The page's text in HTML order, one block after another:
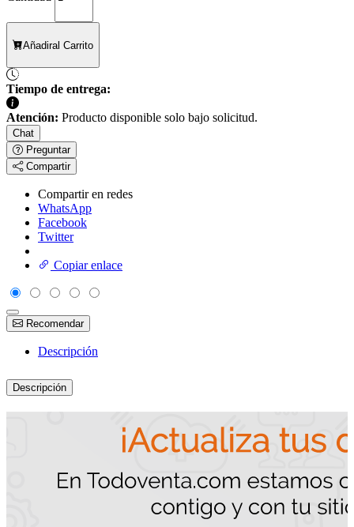
Añadiral Carrito
Tiempo de entrega:
Atención: Producto disponible solo bajo solicitud.
Chat
Preguntar
Compartir
Compartir en redes
WhatsApp
Facebook
Twitter
Copiar enlace
Recomendar
Descripción
Descripción